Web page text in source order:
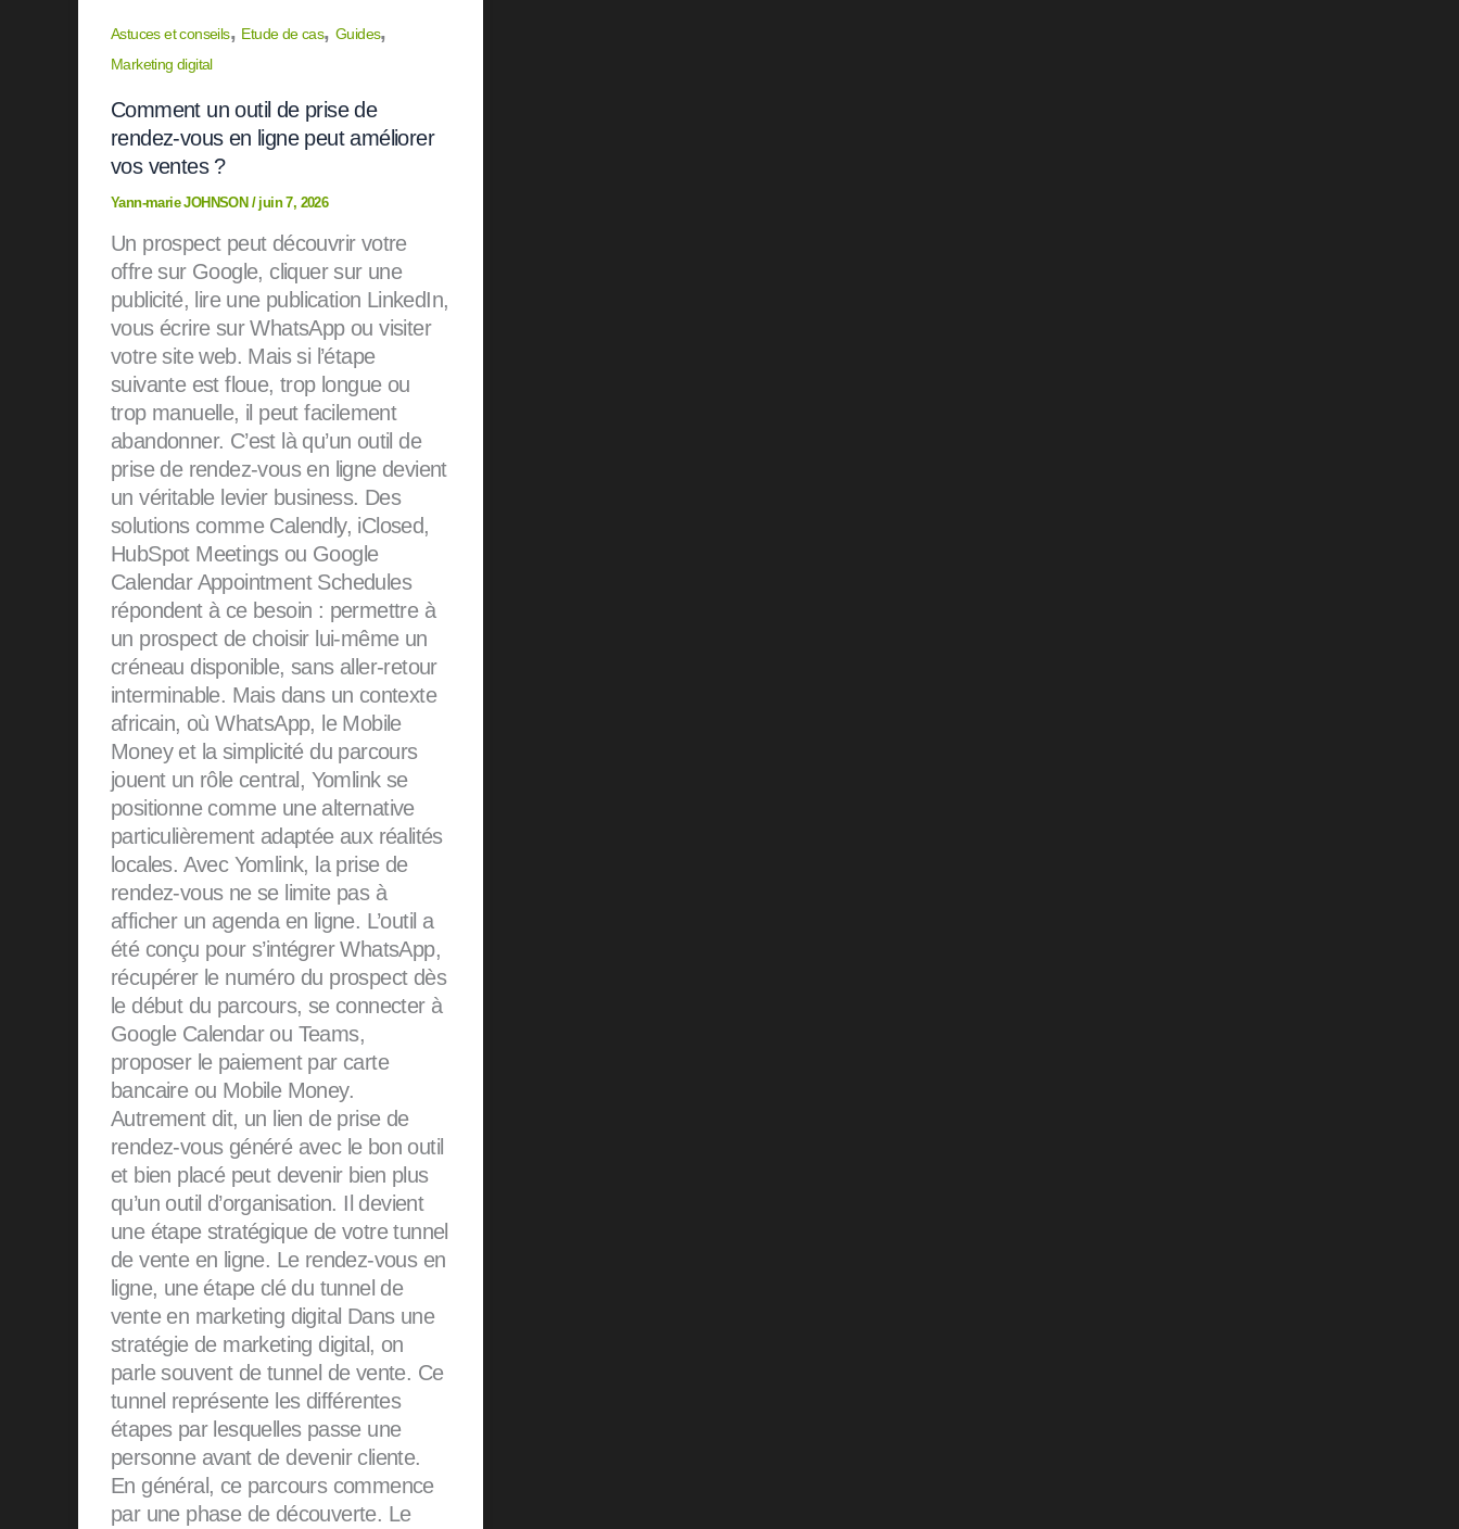
Astuces et conseils, Etude de cas,Guides,
Marketing digital
Comment un outil de prise de
rendez-vous en ligne peut améliorer
vos ventes ?
Yann-marie JOHNSON / juin 7, 2026
Un prospect peut découvrir votre
offre sur Google, cliquer sur une
publicité, lire une publication LinkedIn,
vous écrire sur WhatsApp ou visiter
votre site web. Mais si l’étape
suivante est floue, trop longue ou
trop manuelle, il peut facilement
abandonner. C’est là qu’un outil de
prise de rendez-vous en ligne devient
un véritable levier business. Des
solutions comme Calendly, iClosed,
HubSpot Meetings ou Google
Calendar Appointment Schedules
répondent à ce besoin : permettre à
un prospect de choisir lui-même un
créneau disponible, sans aller-retour
interminable. Mais dans un contexte
africain, où WhatsApp, le Mobile
Money et la simplicité du parcours
jouent un rôle central, Yomlink se
positionne comme une alternative
particulièrement adaptée aux réalités
locales. Avec Yomlink, la prise de
rendez-vous ne se limite pas à
afficher un agenda en ligne. L’outil a
été conçu pour s’intégrer WhatsApp,
récupérer le numéro du prospect dès
le début du parcours, se connecter à
Google Calendar ou Teams,
proposer le paiement par carte
bancaire ou Mobile Money.
Autrement dit, un lien de prise de
rendez-vous généré avec le bon outil
et bien placé peut devenir bien plus
qu’un outil d’organisation. Il devient
une étape stratégique de votre tunnel
de vente en ligne. Le rendez-vous en
ligne, une étape clé du tunnel de
vente en marketing digital Dans une
stratégie de marketing digital, on
parle souvent de tunnel de vente. Ce
tunnel représente les différentes
étapes par lesquelles passe une
personne avant de devenir cliente.
En général, ce parcours commence
par une phase de découverte. Le